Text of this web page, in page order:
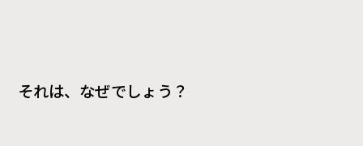
それは、なぜでしょう？